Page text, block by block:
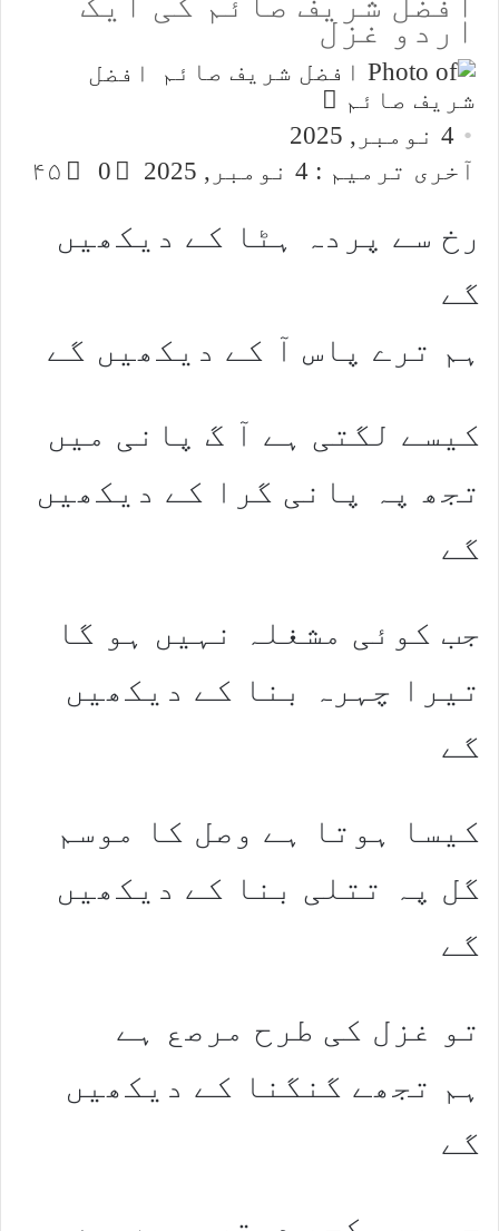
اردو غزل
افضل
شریف صائم
an
email
4 نومبر, 2025
آخری ترمیم : 4 نومبر, 2025
0 ۴۵
رخ سے پردہ ہٹا کے دیکھیں
گے
ہم ترے پاس آ کے دیکھیں گے
کیسے لگتی ہے آ گ پانی میں
تجھ پہ پانی گرا کے دیکھیں
گے
جب کوئی مشغلہ نہیں ہو گا
تیرا چہرہ بنا کے دیکھیں
گے
کیسا ہوتا ہے وصل کا موسم
گل پہ تتلی بنا کے دیکھیں
گے
تو غزل کی طرح مرصع ہے
ہم تجھے گنگنا کے دیکھیں
گے